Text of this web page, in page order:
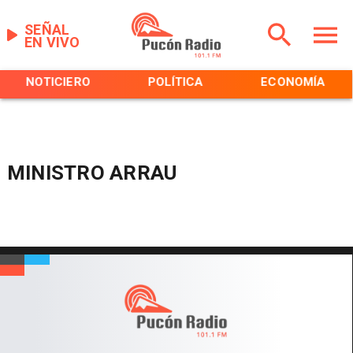
EN VIVO
SEÑAL
NOTICIERO POLÍTICA ECONOMÍA
MINISTRO ARRAU